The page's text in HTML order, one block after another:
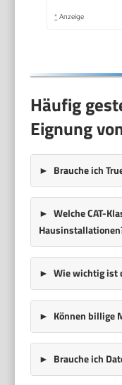
* Anzeige
Häufig
Eignung
Brauche ich
WelcheCAT-
Wie wichtig ist
Können billige
Brauche ich